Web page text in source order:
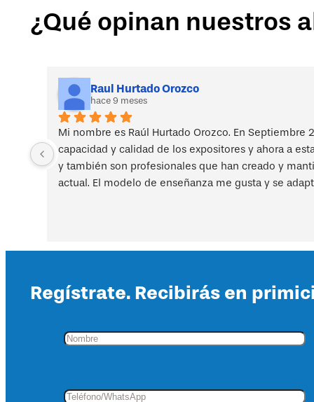
¿Qué opinan nuestros
Raul Hurtado Orozco
hace 9 meses
Mi nombre es Raúl Hurtado Orozco. En
capacidad y calidad de los expositores y ahora a
y también son profesionales que han creado y
actual. El modelo de enseñanza me gusta y se
Regístrate. Recibirás en